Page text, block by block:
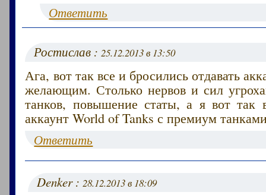
Ответить
Ростислав :25.12.2013 в 13:50
Ага, вот так все и бросились отдавать
желающим. Столько нервов и сил
танков, повышение статы, а я вот так
аккаунт World of Tanks с премиум
Ответить
Denker :28.12.2013 в 18:09